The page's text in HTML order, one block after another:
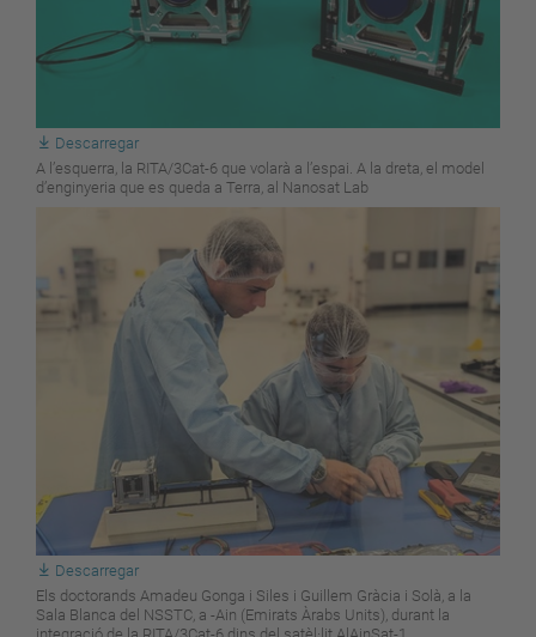
Descarregar
A l’esquerra, la RITA/3Cat-6 que volarà a l’espai. A la dreta, el model
d’enginyeria que es queda a Terra, al Nanosat Lab
Descarregar
Els doctorands Amadeu Gonga i Siles i Guillem Gràcia i Solà, a la
Sala Blanca del NSSTC, a -Ain (Emirats Àrabs Units), durant la